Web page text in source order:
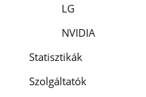
LG
NVIDIA
Statisztikák
Szolgáltatók